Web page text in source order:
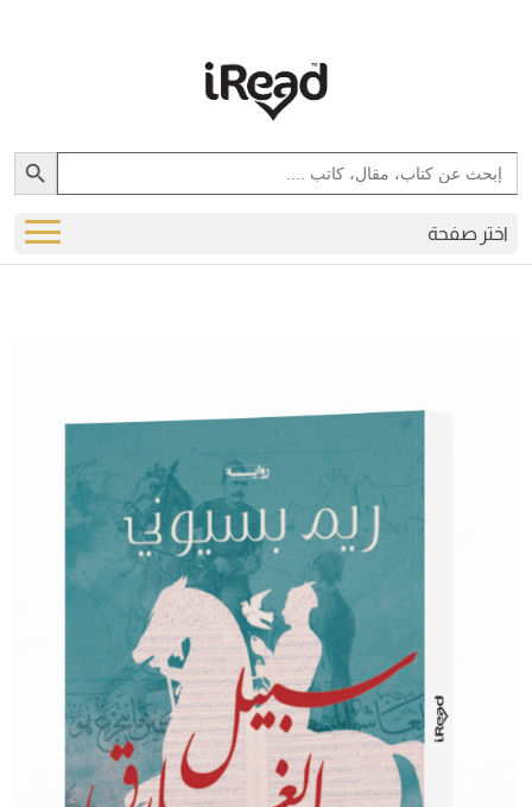
Search
for:
Search Button
اختر صفحة